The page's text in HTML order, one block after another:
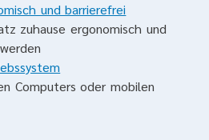
und barrierefrei
zuhause ergonomisch und
Computers oder mobilen